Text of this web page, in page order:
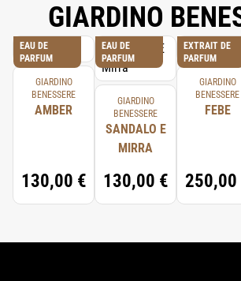
GIARDINO
EAU DE
PARFUM
GIARDINO
BENESSERE
AMBER
130,00 €
EAU DE
PARFUM
GIARDINO
BENESSERE
SANDALO E
MIRRA
130,00 €
EXTRAIT DE
PARFUM
GIARDINO
BENESSERE
FEBE
250,00